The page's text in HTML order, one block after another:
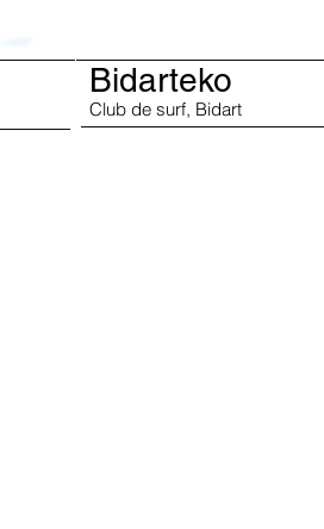
Bidarteko
Club de surf, Bidart